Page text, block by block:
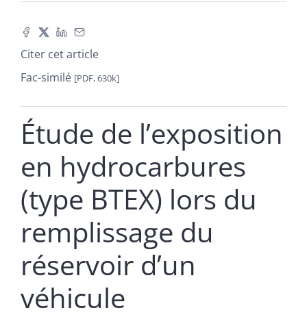
Citer cet article
Fac-similé [PDF, 630k]
Étude de lʼexposition
en hydrocarbures
(type BTEX) lors du
remplissage du
réservoir dʼun
véhicule